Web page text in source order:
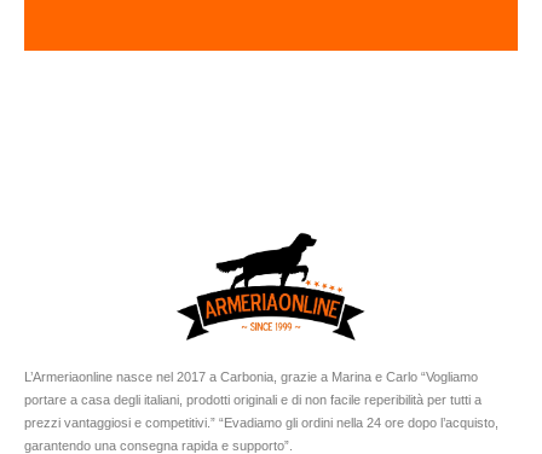
L’Armeriaonline nasce nel 2017 a Carbonia, grazie a Marina e Carlo “Vogliamo
portare a casa degli italiani, prodotti originali e di non facile reperibilità per tutti a
prezzi vantaggiosi e competitivi.” “Evadiamo gli ordini nella 24 ore dopo l’acquisto,
garantendo una consegna rapida e supporto”.